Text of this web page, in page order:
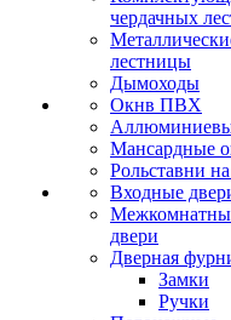
чердачных
лестницы
Дымоходы
Окнв ПВХ
Мансардные
Рольставни
Входные
двери
Дверная
Замки
Ручки